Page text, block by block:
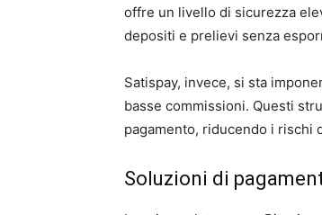
offre un livello di sicurezza
depositi e prelievi senza
Satispay, invece, si sta
basse commissioni. Questi
pagamento, riducendo i rischi
Soluzioni di